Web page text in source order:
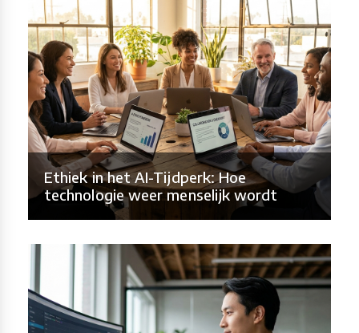
Ethiek in het AI-Tijdperk: Hoe
technologie weer menselijk wordt